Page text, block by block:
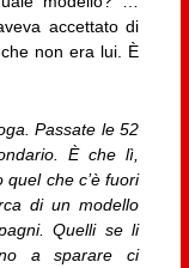
accettato di
non era lui. È
Passate le 52
È che lì,
che c’è fuori
di un modello
Quelli se li
a sparare ci